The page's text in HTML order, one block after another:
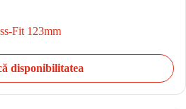
Fit 123mm
disponibilitatea